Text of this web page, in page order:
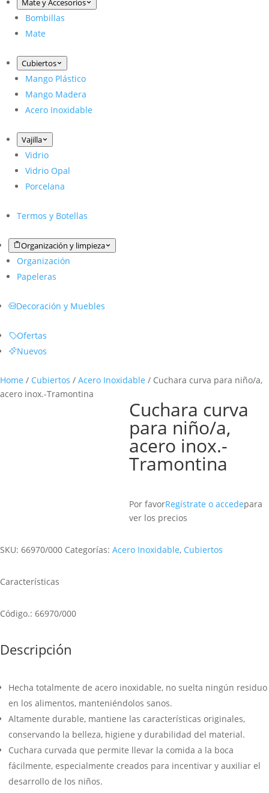
Mate y Accesorios
Bombillas
Mate
Cubiertos
Mango Plástico
Mango Madera
Acero Inoxidable
Vajilla
Vidrio
Vidrio Opal
Porcelana
Termos y Botellas
Organización y limpieza
Organización
Papeleras
Decoración y Muebles
Ofertas
Nuevos
Home / Cubiertos / Acero Inoxidable / Cuchara curva para niño/a,
acero inox.-Tramontina
Cuchara curva
para niño/a,
acero inox.-
Tramontina
Por favorRegístrate o accedepara
ver los precios
SKU: 66970/000 Categorías: Acero Inoxidable, Cubiertos
Características
Código.: 66970/000
Descripción
Hecha totalmente de acero inoxidable, no suelta ningún residuo
en los alimentos, manteniéndolos sanos.
Altamente durable, mantiene las características originales,
conservando la belleza, higiene y durabilidad del material.
Cuchara curvada que permite llevar la comida a la boca
fácilmente, especialmente creados para incentivar y auxiliar el
desarrollo de los niños.